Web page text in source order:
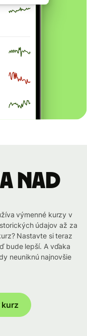
NAD
výmenné kurzy v
údajov až za
Nastavte si teraz
bude lepší. A vďaka
neuniknú najnovšie
kurz